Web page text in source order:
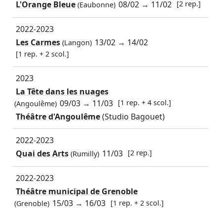
L'Orange Bleue(Eaubonne) 08/02 → 11/02 [2 rep.]
2022-2023
Les Carmes(Langon) 13/02 → 14/02
[1 rep. + 2 scol.]
2023
La Tête dans les nuages
(Angoulême) 09/03 → 11/03 [1 rep. + 4 scol.]
Théâtre d'Angoulême(Studio Bagouet)
2022-2023
Quai des Arts(Rumilly) 11/03 [2 rep.]
2022-2023
Théâtre municipal de Grenoble
(Grenoble) 15/03 → 16/03 [1 rep. + 2 scol.]